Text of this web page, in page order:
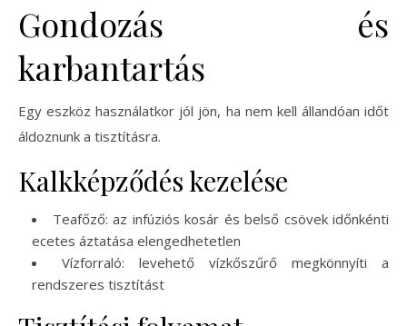
Gondozás és
karbantartás
Egy eszköz használatkor jól jön, ha nem kell állandóan időt
áldoznunk a tisztításra.
Kalkképződés kezelése
Teafőző: az infúziós kosár és belső csövek időnkénti
ecetes áztatása elengedhetetlen
Vízforraló: levehető vízkőszűrő megkönnyíti a
rendszeres tisztítást